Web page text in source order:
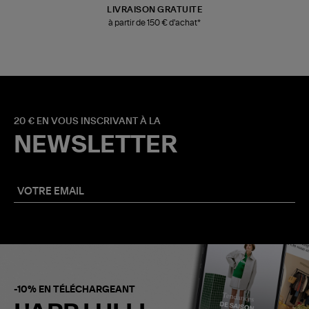
LIVRAISON GRATUITE
à partir de 150 € d'achat*
20 € EN VOUS INSCRIVANT À LA
NEWSLETTER
-10% EN TÉLÉCHARGEANT